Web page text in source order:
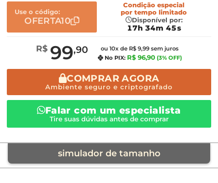
Use o código:
OFERTA10
Condição especial
por tempo limitado
Disponível por:
17h 34m 45s
R$ 99,90
ou 10x de R$ 9,99 sem juros
No PIX: R$ 96,90 (3% OFF)
COMPRAR AGORA
Ambiente seguro e criptografado
Falar com um especialista
Tire suas dúvidas antes de comprar
simulador de tamanho